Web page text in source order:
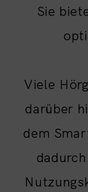
Sie
Viele
darüber
dem